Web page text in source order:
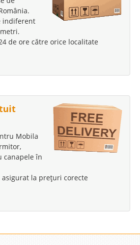
indiferent
de ore către orice localitate
Mobila
canapele în
la prețuri corecte